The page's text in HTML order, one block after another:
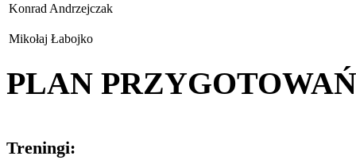
Konrad Andrzejczak
Mikołaj Łabojko
PLAN PRZYGOTOWAŃ
Treningi: